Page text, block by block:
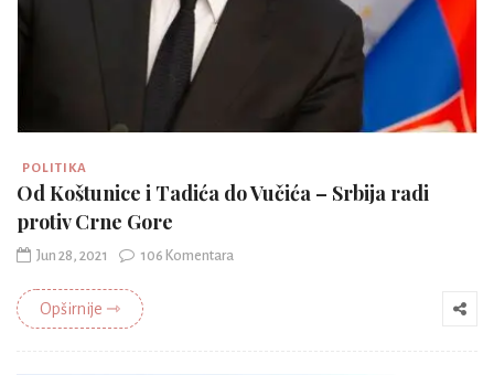
POLITIKA
Od Koštunice i Tadića do Vučića – Srbija radi
protiv Crne Gore
Jun 28, 2021 106 Komentara
Opširnije ⇾